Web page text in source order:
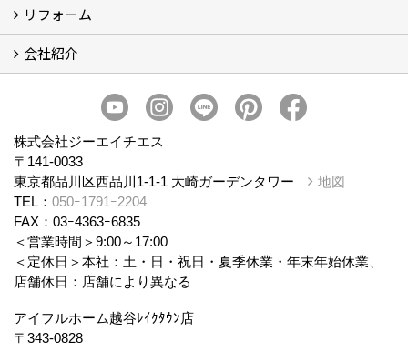
商品ラインナップ
リフォーム
まるごと断熱リフォーム
イベント情報
施工事例
会社紹介
スタッフ紹介
個人情報保護方針
株式会社ジーエイチエス
〒141-0033
東京都品川区西品川1-1-1 大崎ガーデンタワー
地図
TEL： 050ｰ1791ｰ2204
FAX：03ｰ4363ｰ6835
＜営業時間＞9:00～17:00
＜定休日＞本社：土・日・祝日・夏季休業・年末年始休業、
店舗休日：店舗により異なる
アイフルホーム越谷ﾚｲｸﾀｳﾝ店
〒343-0828